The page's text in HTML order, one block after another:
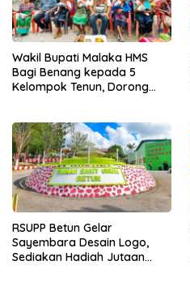
Wakil Bupati Malaka HMS
Bagi Benang kepada 5
Kelompok Tenun, Dorong
RSUPP Betun Gelar
Sayembara Desain Logo,
Sediakan Hadiah Jutaan